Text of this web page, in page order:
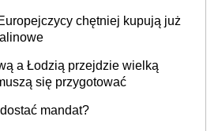
chętniej kupują już
a Łodzią przejdzie wielką
się przygotować
mandat?